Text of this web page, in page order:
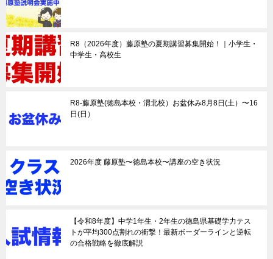
R8（2026年度）藤原塾の夏期講習募集開始！｜小学生・
中学生・高校生
R8-藤原塾(徳島本校・渭北校）お盆休み8月8日(土）〜16
日(日）
2026年度 藤原塾〜徳島本校〜講座の空き状況
【令和8年度】中学1年生・2年生の徳島県基礎学力テス
トが平均300点割れの衝撃！最新ボーダーラインと逆転
の合格戦略を徹底解説